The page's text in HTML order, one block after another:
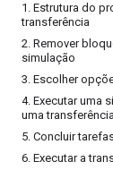
1 . Estrutura do
transferência
2. Remover
simulação
3. Escolher
4. Executar uma
uma transferência
5. Concluir
6. Executar a
Centrais de